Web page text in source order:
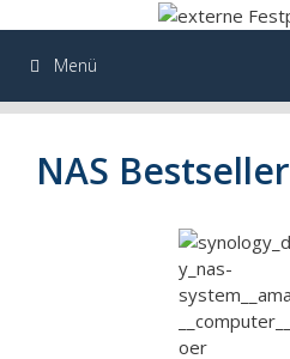
springenMenü
NAS Bestseller